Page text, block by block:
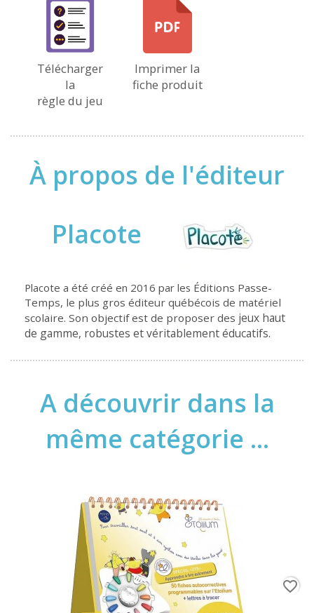
Télécharger
la
règle du jeu
Imprimer la
fiche produit
À propos de l'éditeur
Placote
Placote a été créé en 2016 par les Éditions Passe-
Temps, le plus gros éditeur québécois de matériel
scolaire. Son objectif est de proposer des jeux haut
de gamme, robustes et véritablement éducatifs.
A découvrir dans la
même catégorie ...
favorite_border